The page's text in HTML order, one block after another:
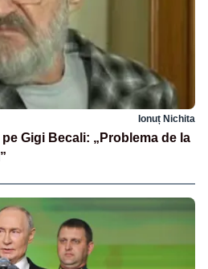
Ionuț Nichita
pe Gigi Becali: „Problema de la